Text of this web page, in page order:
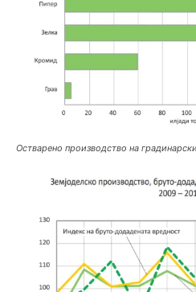
Остварено производство на